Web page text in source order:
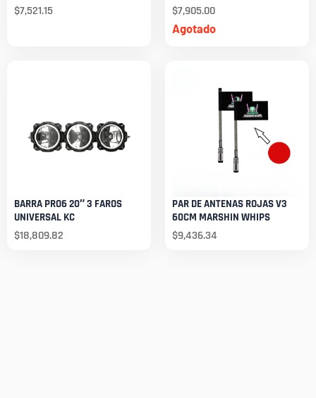
$7,521.15
Agotado
$7,905.00
BARRA PRO6 20″ 3 FAROS
UNIVERSAL KC
$18,809.82
PAR DE ANTENAS ROJAS V3
60CM MARSHIN WHIPS
$9,436.34